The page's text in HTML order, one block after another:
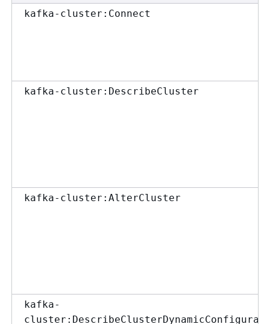
kafka-cluster:Connect
kafka-cluster:DescribeCluster
kafka-cluster:AlterCluster
kafka-